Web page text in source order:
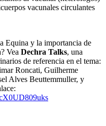
vacunales circulantes
Equina y la importancia de
Vea Dechra Talks, una
de referencia en el tema:
Roncati, Guilherme
Alves Beuttemmuller, y